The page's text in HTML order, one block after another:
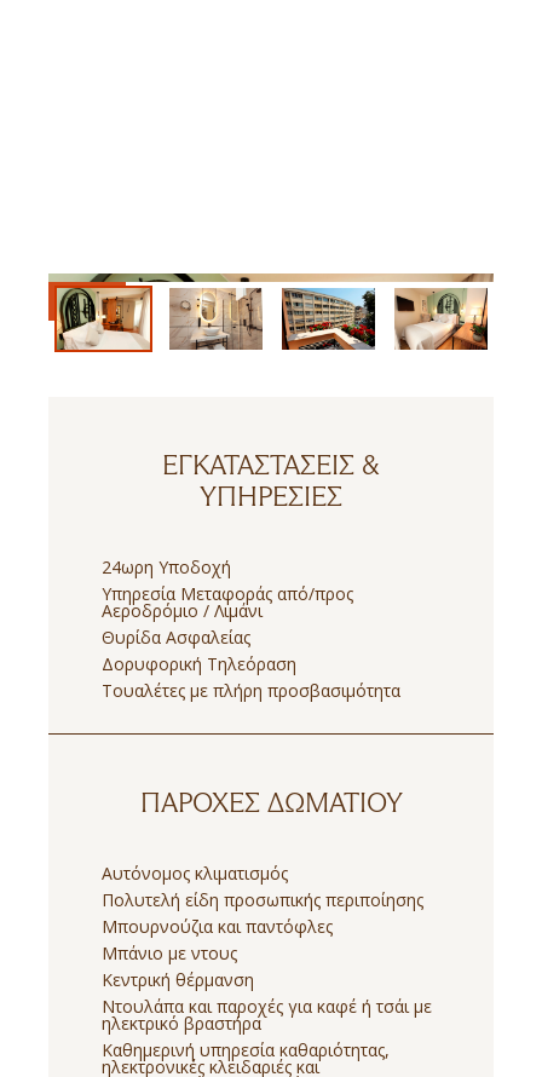
ΕΓΚΑΤΑΣΤΆΣΕΙΣ &
ΥΠΗΡΕΣΊΕΣ
24ωρη Υποδοχή
Υπηρεσία Μεταφοράς από/προς
Αεροδρόμιο / Λιμάνι
Θυρίδα Ασφαλείας
Δορυφορική Τηλεόραση
Τουαλέτες με πλήρη προσβασιμότητα
ΠΑΡΟΧΈΣ ΔΩΜΑΤΊΟΥ
Αυτόνομος κλιματισμός
Πολυτελή είδη προσωπικής περιποίησης
Μπουρνούζια και παντόφλες
Μπάνιο με ντους
Κεντρική θέρμανση
Ντουλάπα και παροχές για καφέ ή τσάι με
ηλεκτρικό βραστήρα
Καθημερινή υπηρεσία καθαριότητας,
ηλεκτρονικές κλειδαριές και